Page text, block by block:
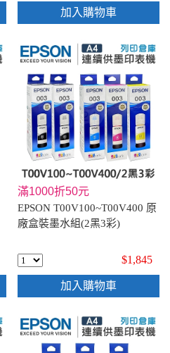
加入購物車
滿1000折50元
EPSON T00V100~T00V400 原
廠盒裝墨水組(2黑3彩)
$1,845
加入購物車